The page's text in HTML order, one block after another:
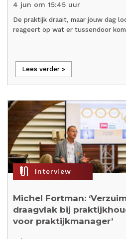
4 jun om 15:45 uur
De praktijk draait, maar jouw dag
reageert op wat er tussendoor
Lees verder »
mic_external_on Interview
Michel Fortman:
draagvlak bij
voor praktijkmanager’